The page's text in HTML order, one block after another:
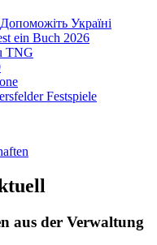
Україні
ein Buch 2026
TNG
Festspiele
aus der Verwaltung